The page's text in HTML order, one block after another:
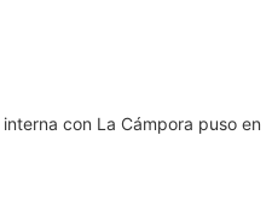
con La Cámpora puso en